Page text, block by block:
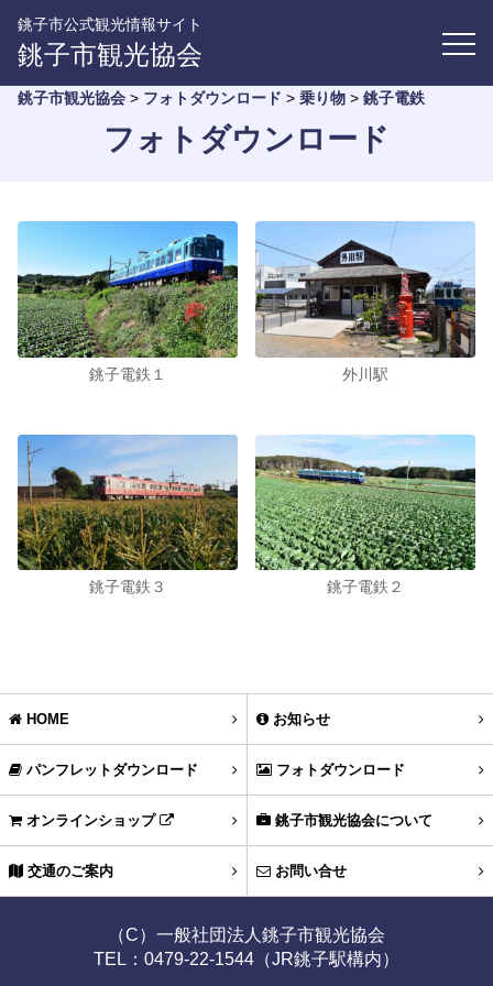
銚子市公式観光情報サイト
銚子市観光協会
銚子市観光協会 > フォトダウンロード > 乗り物 > 銚子電鉄
フォトダウンロード
銚子電鉄１ 外川駅
銚子電鉄３ 銚子電鉄２
HOME お知らせ
パンフレットダウンロード フォトダウンロード
オンラインショップ 銚子市観光協会について
交通のご案内 お問い合せ
（C）一般社団法人銚子市観光協会
TEL：0479-22-1544（JR銚子駅構内）